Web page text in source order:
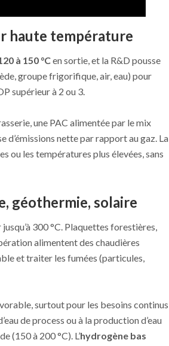
haute température
à 150 °Cen sortie, et la R&D pousse
groupe frigorifique, air, eau) pour
supérieur à 2 ou 3.
une PAC alimentée par le mix
nette par rapport au gaz. La
ou les températures plus élevées, sans
géothermie, solaire
300 °C. Plaquettes forestières,
alimentent des chaudières
et traiter les fumées (particules,
surtout pour les besoins continus
de process ou à la production d’eau
(150 à 200 °C). L’hydrogène bas